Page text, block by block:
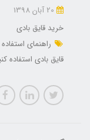
خرید قایق بادی
راهنمای
قایق بادی استفاده